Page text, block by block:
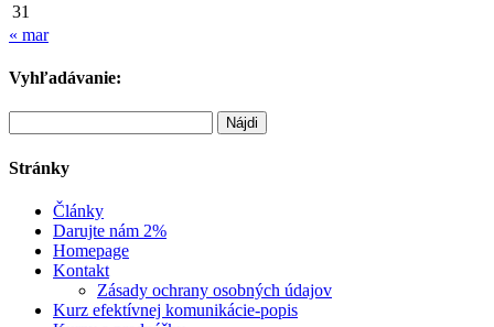
31
« mar
Vyhľadávanie:
Stránky
Články
Darujte nám 2%
Homepage
Kontakt
Zásady ochrany osobných údajov
Kurz efektívnej komunikácie-popis